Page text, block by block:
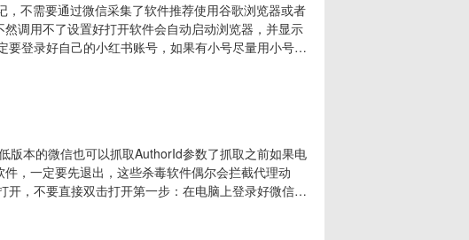
不需要通过微信采集了软件推荐使用谷歌浏览器或者
调用不了设置好打开软件会自动启动浏览器，并显示
登录好自己的小红书账号，如果有小号尽量用小号登
设置一下浏览器安装路径，点击如下图所示位置，会
（D:\Program Files
版本的微信也可以抓取AuthorId参数了抓取之前如果电
，一定要先退出，这些杀毒软件偶尔会拦截代理动
，不要直接双击打开第一步：在电脑上登录好微信，
击抓取按钮，提示你初始化成功，再打开小红书小程
，能抓到参数就行抓取成功就可以搜索关键词或者加